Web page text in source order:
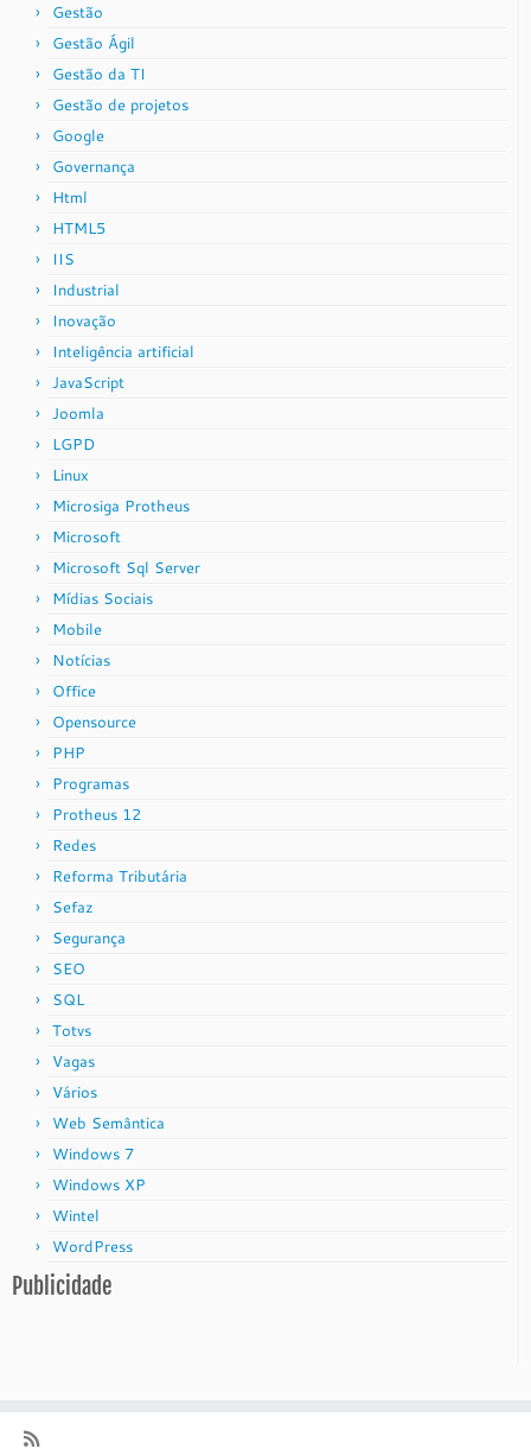
Gestão
Gestão Ágil
Gestão da TI
Gestão de projetos
Google
Governança
Html
HTML5
IIS
Industrial
Inovação
Inteligência artificial
JavaScript
Joomla
LGPD
Linux
Microsiga Protheus
Microsoft
Microsoft Sql Server
Mídias Sociais
Mobile
Notícias
Office
Opensource
PHP
Programas
Protheus 12
Redes
Reforma Tributária
Sefaz
Segurança
SEO
SQL
Totvs
Vagas
Vários
Web Semântica
Windows 7
Windows XP
Wintel
WordPress
Publicidade